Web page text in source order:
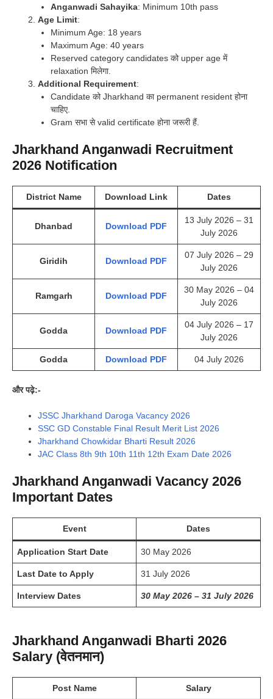
Anganwadi Sahayika: Minimum 10th pass
Age Limit:
Minimum Age: 18 years
Maximum Age: 40 years
Reserved category candidates को upper age में
relaxation मिलेगा.
Additional Requirement:
Candidate को Jharkhand का permanent resident होना
चाहिए.
Gram सभा से valid certificate होना जरूरी हैं.
Jharkhand Anganwadi Recruitment
2026 Notification
District Name Download Link Dates
Dhanbad Download PDF
13 July 2026 – 31
July 2026
Giridih Download PDF
07 July 2026 – 29
July 2026
Ramgarh Download PDF
30 May 2026 – 04
July 2026
Godda Download PDF
04 July 2026 – 17
July 2026
Godda Download PDF 04 July 2026
और पढ़े:-
JSSC Jharkhand Daroga Vacancy 2026
SSC GD Constable Final Result Merit List 2026
Jharkhand Chowkidar Bharti Result 2026
JAC Class 8th 9th 10th 11th 12th Exam Date 2026
Jharkhand Anganwadi Vacancy 2026
Important Dates
Event Dates
Application Start Date 30 May 2026
Last Date to Apply 31 July 2026
Interview Dates 30 May 2026 – 31 July 2026
Jharkhand Anganwadi Bharti 2026
Salary (वेतनमान)
Post Name Salary